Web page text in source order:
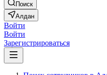
Поиск
Алдан
Войти
Войти
Зарегистрироваться